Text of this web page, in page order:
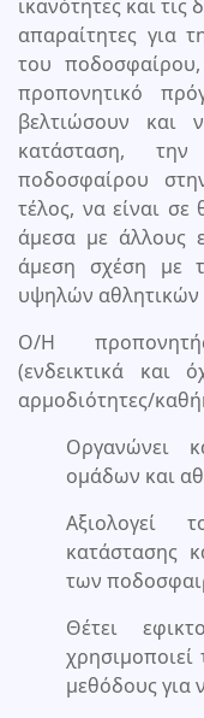
ικανότητες και τις
απαραίτητες για
του
προπονητικό
βελτιώσουν και
κατάσταση,
ποδοσφαίρου
τέλος, να είναι σε
άμεσα με άλλους
άμεση σχέση με
υψηλών αθλητικών
Ο/Η
(ενδεικτικά και
αρμοδιότητες/
Οργανώνει
ομάδων και
Αξιολογεί
κατάστασης
των
Θέτει
μεθόδους για